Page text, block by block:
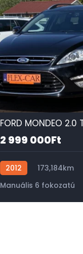
2 999 000Ft
2012 173,184km
Manuális 6 fokozatú